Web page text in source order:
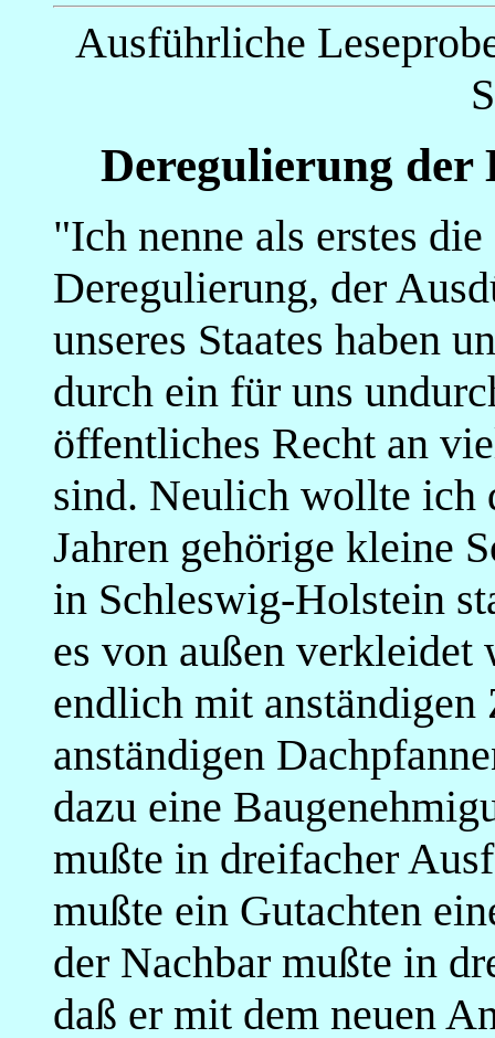
Ausführliche
Deregulierung
"Ich nenne als erstes
Deregulierung, der
unseres Staates haben
durch ein für uns
öffentliches Recht an
sind. Neulich wollte ich
Jahren gehörige kleine
in Schleswig-Holstein
es von außen verkleidet
endlich mit
anständigen
dazu eine
mußte in dreifacher
mußte ein Gutachten
der Nachbar mußte in
daß er mit dem neuen